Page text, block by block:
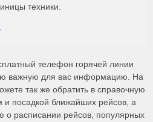
техники.
телефон горячей линии
важную для вас информацию. На
так же обратить в справочную
и посадкой ближайших рейсов, а
о расписании рейсов, популярных